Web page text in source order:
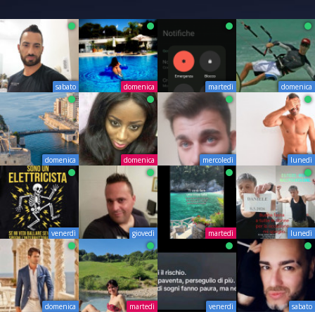
sabato domenica martedì domenica
domenica domenica mercoledì lunedì
venerdì giovedì martedì lunedì
domenica martedì venerdì sabato